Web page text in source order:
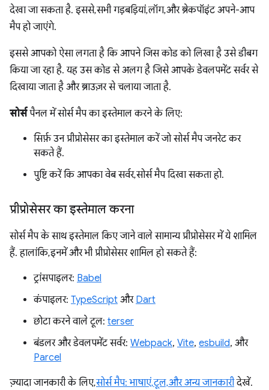
देखा जा सकता है. इससे, सभी गड़बड़ियां, लॉग, और ब्रेकपॉइंट अपने-आप
मैप हो जाएंगे.
इससे आपको ऐसा लगता है कि आपने जिस कोड को लिखा है उसे डीबग
किया जा रहा है. यह उस कोड से अलग है जिसे आपके डेवलपमेंट सर्वर से
दिखाया जाता है और ब्राउज़र से चलाया जाता है.
सोर्सपैनल में सोर्स मैप का इस्तेमाल करने के लिए:
सिर्फ़ उन प्रीप्रोसेसर का इस्तेमाल करें जो सोर्स मैप जनरेट कर
सकते हैं.
पुष्टि करें कि आपका वेब सर्वर, सोर्स मैप दिखा सकता हो.
प्रीप्रोसेसर का इस्तेमाल करना
सोर्स मैप के साथ इस्तेमाल किए जाने वाले सामान्य प्रीप्रोसेसर में ये शामिल
हैं. हालांकि, इनमें और भी प्रीप्रोसेसर शामिल हो सकते हैं:
ट्रांसपाइलर: Babel
कंपाइलर: TypeScript और Dart
छोटा करने वाले टूल: terser
बंडलर और डेवलपमेंट सर्वर: Webpack, Vite, esbuild, और
Parcel
ज़्यादा जानकारी के लिए,सोर्स मैप: भाषाएं, टूल, और अन्य जानकारीदेखें.